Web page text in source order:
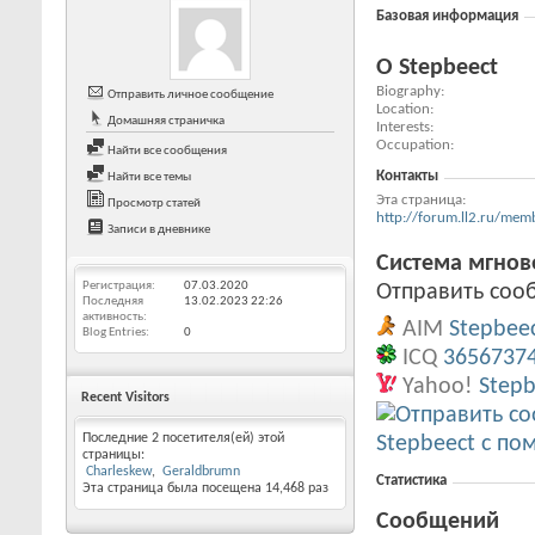
Отправить личное сообщение
Домашняя страничка
Найти все сообщения
Найти все темы
Просмотр статей
Записи в дневнике
Регистрация
07.03.2020
Последняя
активность
13.02.2023 22:26
Blog Entries 0
Recent Visitors
Последние 2 посетителя(ей) этой
страницы:
Charleskew
Geraldbrumn
Эта страница была посещена 14,468 раз
Базовая информация
О Stepbeect
Biography
Location
Interests
Occupation
Контакты
Эта страница
http://forum.ll2.ru/
Система
Отправить
AIM
ICQ
Yahoo!
Статистика
Сообщений